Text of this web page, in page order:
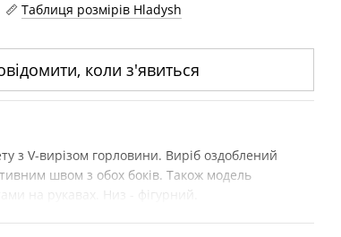
Таблиця розмірів Hladysh
коли з'явиться
з V-вирізом горловини. Виріб оздоблений
швом з обох боків. Також модель
на рукавах. Низ - фігурний.